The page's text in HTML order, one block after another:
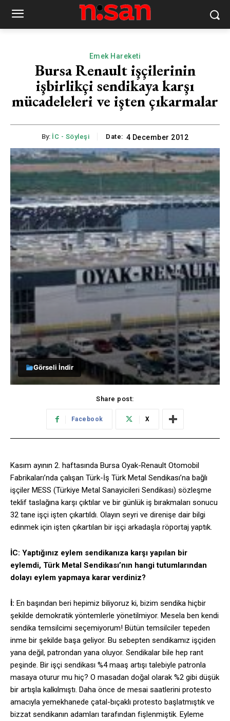
Emek Hareketi
Bursa Renault işçilerinin
işbirlikçi sendikaya karşı
mücadeleleri ve işten çıkarmalar
By: İC - Söyleşi Date: 4 December 2012
Görseli İndir
Share post:
Facebook X
Kasım ayının 2. haftasında Bursa Oyak-Renault Otomobil
Fabrikaları’nda çalışan Türk-İş Türk Metal Sendikası’na bağlı
işçiler MESS (Türkiye Metal Sanayicileri Sendikası) sözleşme
teklif taslağına karşı çıktılar ve bir günlük iş bırakmaları sonucu
32 tane işçi işten çıkartıldı. Olayın seyri ve direnişe dair bilgi
edinmek için işten çıkartılan bir işçi arkadaşla röportaj yaptık.
İC: Yaptığınız eylem sendikanıza karşı yapılan bir
eylemdi, Türk Metal Sendikası’nın hangi tutumlarından
dolayı eylem yapmaya karar verdiniz?
İ: En başından beri hepimiz biliyoruz ki, bizim sendika hiçbir
şekilde demokratik yöntemlerle yönetilmiyor. Mesela ben kendi
sendika temsilcimi seçemiyorum! Bütün temsilciler tepeden
inme bir şekilde başa geliyor. Bu sebepten sendikamız işçiden
yana değil, patrondan yana oluyor. Sendikalar bile hep rant
peşinde. Bir işçi sendikası %4 maaş artışı talebiyle patronla
masaya oturur mu hiç? O masadan doğal olarak %2 gibi düşük
bir artışla kalkılmıştı. Daha önce de mesai saatlerini protesto
amacıyla yemekhanede çatal-bıçaklı protesto başlatmıştık ve
bizzat sendikanın adamları tarafından fişlenmiştik. Eyleme